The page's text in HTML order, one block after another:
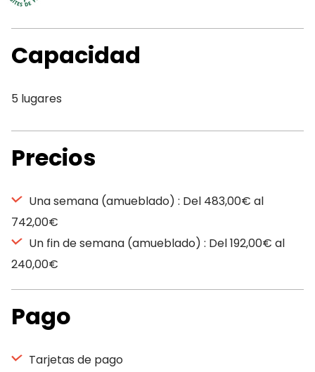
Capacidad
5 lugares
Precios
Una semana (amueblado) : Del 483,00€ al
742,00€
Un fin de semana (amueblado) : Del 192,00€ al
240,00€
Pago
Tarjetas de pago